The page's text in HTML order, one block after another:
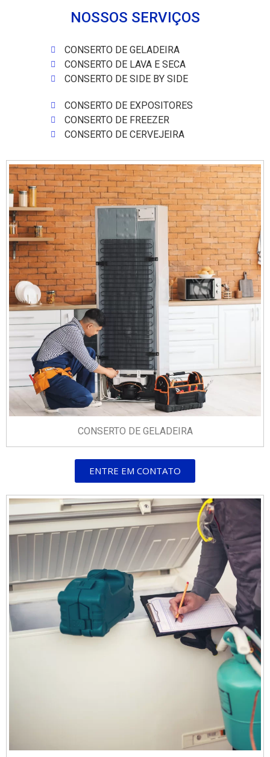
NOSSOS SERVIÇOS
CONSERTO DE GELADEIRA
CONSERTO DE LAVA E SECA
CONSERTO DE SIDE BY SIDE
CONSERTO DE EXPOSITORES
CONSERTO DE FREEZER
CONSERTO DE CERVEJEIRA
CONSERTO DE GELADEIRA
ENTRE EM CONTATO